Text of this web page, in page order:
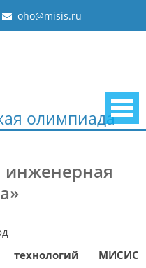
oho@misis.ru
олимпиада
МИСИС